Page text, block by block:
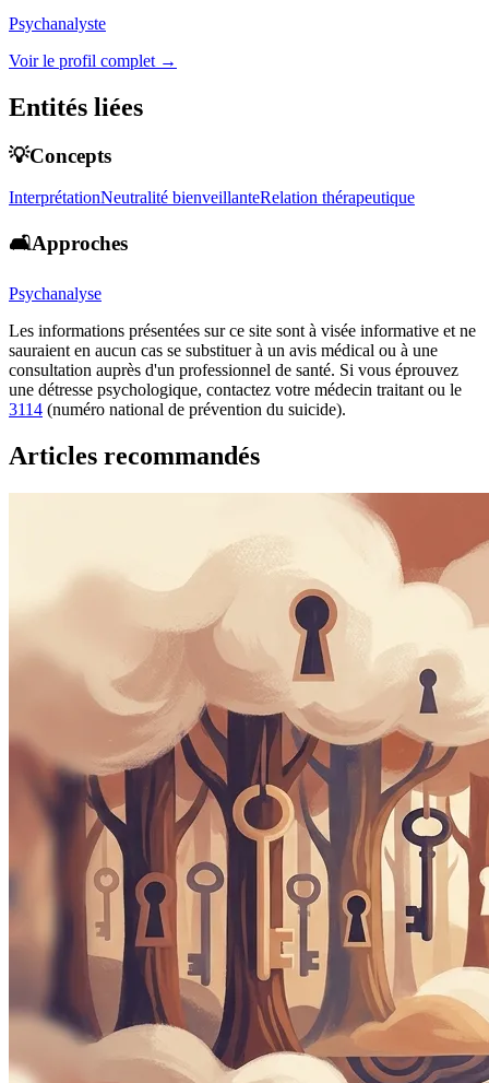
Psychanalyste
Voir le profil complet →
Entités liées
💡Concepts
InterprétationNeutralité bienveillanteRelation thérapeutique
🛋️Approches
Psychanalyse
Les informations présentées sur ce site sont à visée informative et ne
sauraient en aucun cas se substituer à un avis médical ou à une
consultation auprès d'un professionnel de santé. Si vous éprouvez
une détresse psychologique, contactez votre médecin traitant ou le
3114 (numéro national de prévention du suicide).
Articles recommandés